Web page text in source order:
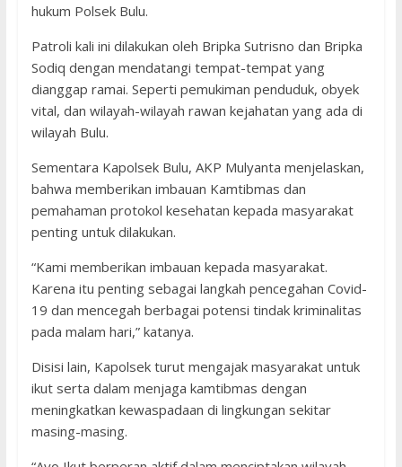
hukum Polsek Bulu.
Patroli kali ini dilakukan oleh Bripka Sutrisno dan Bripka
Sodiq dengan mendatangi tempat-tempat yang
dianggap ramai. Seperti pemukiman penduduk, obyek
vital, dan wilayah-wilayah rawan kejahatan yang ada di
wilayah Bulu.
Sementara Kapolsek Bulu, AKP Mulyanta menjelaskan,
bahwa memberikan imbauan Kamtibmas dan
pemahaman protokol kesehatan kepada masyarakat
penting untuk dilakukan.
“Kami memberikan imbauan kepada masyarakat.
Karena itu penting sebagai langkah pencegahan Covid-
19 dan mencegah berbagai potensi tindak kriminalitas
pada malam hari,” katanya.
Disisi lain, Kapolsek turut mengajak masyarakat untuk
ikut serta dalam menjaga kamtibmas dengan
meningkatkan kewaspadaan di lingkungan sekitar
masing-masing.